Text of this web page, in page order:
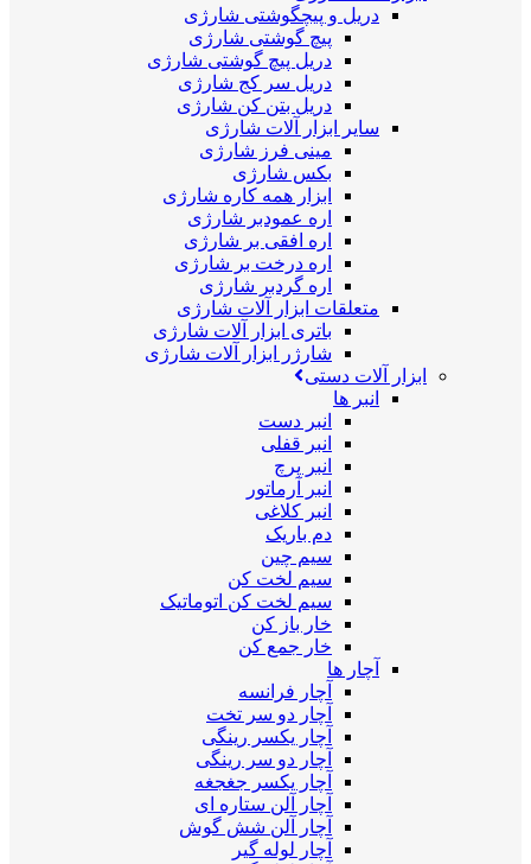
دریل و پیچگوشتی شارژی
پیچ گوشتی شارژی
دریل پیچ گوشتی شارژی
دریل سر کج شارژی
دریل بتن کن شارژی
سایر ابزار آلات شارژی
مینی فرز شارژی
بکس شارژی
ابزار همه کاره شارژی
اره عمودبر شارژی
اره افقی بر شارژی
اره درخت بر شارژی
اره گردبر شارژی
متعلقات ابزار آلات شارژی
باتری ابزار آلات شارژی
شارژر ابزار آلات شارژی
ابزار آلات دستی
انبر ها
انبر دست
انبر قفلی
انبر پرچ
انبر آرماتور
انبر کلاغی
دم باریک
سیم چین
سیم لخت کن
سیم لخت کن اتوماتیک
خار باز کن
خار جمع کن
آچار ها
آچار فرانسه
آچار دو سر تخت
آچار یکسر رینگی
آچار دو سر رینگی
آچار یکسر جغجغه
آچار آلن ستاره ای
آچار آلن شش گوش
آچار لوله گیر